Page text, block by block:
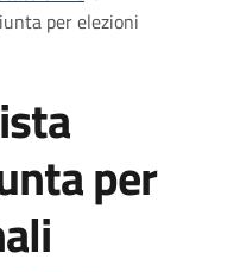
per elezioni
per